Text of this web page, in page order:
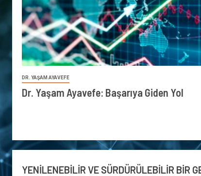
DR. YAŞAM AYAVEFE
Dr. Yaşam Ayavefe: Başarıya Giden Yol
YENİLENEBİLİR VE SÜRDÜRÜLEBİLİR BİR